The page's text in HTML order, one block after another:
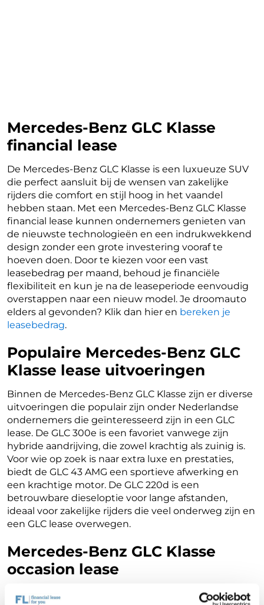
Mercedes-Benz GLC Klasse
financial lease
De Mercedes-Benz GLC Klasse is een luxueuze SUV
die perfect aansluit bij de wensen van zakelijke
rijders die comfort en stijl hoog in het vaandel
hebben staan. Met een Mercedes-Benz GLC Klasse
financial lease kunnen ondernemers genieten van
de nieuwste technologieën en een indrukwekkend
design zonder een grote investering vooraf te
hoeven doen. Door te kiezen voor een vast
leasebedrag per maand, behoud je financiële
flexibiliteit en kun je na de leaseperiode eenvoudig
overstappen naar een nieuw model. Je droomauto
elders al gevonden? Klik dan hier en bereken je
leasebedrag.
Populaire Mercedes-Benz GLC
Klasse lease uitvoeringen
Binnen de Mercedes-Benz GLC Klasse zijn er diverse
uitvoeringen die populair zijn onder Nederlandse
ondernemers die geïnteresseerd zijn in een GLC
lease. De GLC 300e is een favoriet vanwege zijn
hybride aandrijving, die zowel krachtig als zuinig is.
Voor wie op zoek is naar extra luxe en prestaties,
biedt de GLC 43 AMG een sportieve afwerking en
een krachtige motor. De GLC 220d is een
betrouwbare dieseloptie voor lange afstanden,
ideaal voor zakelijke rijders die veel onderweg zijn en
een GLC lease overwegen.
Mercedes-Benz GLC Klasse
occasion lease
Ondernemers die kiezen voor een Mercedes-Benz